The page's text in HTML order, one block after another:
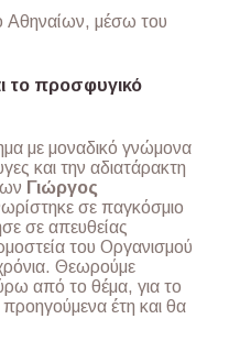
Αθηναίων, μέσω του
το προσφυγικό
με μοναδικό γνώμονα
και την αδιατάρακτη
Γιώργος
σε παγκόσμιο
σε απευθείας
του Οργανισμού
Θεωρούμε
από το θέμα, για το
έτη και θα